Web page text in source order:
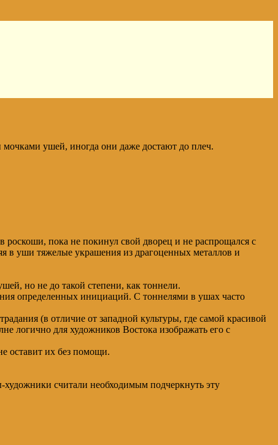
мочками ушей, иногда они даже достают до плеч.
роскоши, пока не покинул свой дворец и не распрощался с
в уши тяжелые украшения из драгоценных металлов и
но не до такой степени, как тоннели.
определенных инициаций. С тоннелями в ушах часто
(в отличие от западной культуры, где самой красивой
логично для художников Востока изображать его с
оставит их без помощи.
считали необходимым подчеркнуть эту